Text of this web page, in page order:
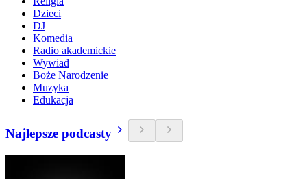
Dzieci
DJ
Komedia
Radio akademickie
Wywiad
Boże Narodzenie
Muzyka
Edukacja
Najlepsze podcasty